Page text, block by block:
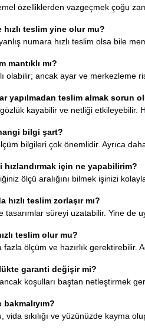
özelliklerden vazgeçmek çoğu
hızlı teslim yine olur mu?
numara hızlı teslim olsa bile
mantıklı mı?
olabilir; ancak ayar ve merkezleme
yapılmadan teslim almak sorun
kayabilir ve netliği etkileyebilir.
bilgi şart?
bilgileri çok önemlidir. Ayrıca
hızlandırmak için ne yapabilirim?
ölçü aralığını bilmek işinizi
hızlı teslim zorlaşır mı?
tasarımlar süreyi uzatabilir. Yine de
teslim olur mu?
ölçüm ve hazırlık gerektirebilir.
garanti değişir mi?
koşulları baştan netleştirmek
sıkılığı ve yüzünüzde kayma